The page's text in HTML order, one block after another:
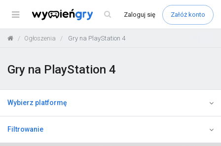
Menu Zaloguj się Załóż konto
Ogłoszenia Gry na PlayStation 4
Gry na PlayStation 4
Wybierz platformę
Filtrowanie